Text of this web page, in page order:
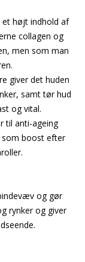
et højt indhold af
collagen og
men som man
giver det huden
samt tør hud
og vital.
til anti-ageing
som boost efter
og gør
rynker og giver